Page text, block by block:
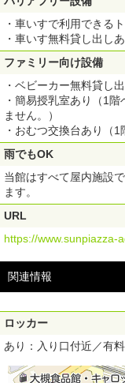
・車いすで利用できる
・車いす無料貸し出し
ファミリー向け設備
・ベビーカー無料貸し
・簡易授乳室あり（1
ません。）
・おむつ交換台あり（
雨でもOK
当館はすべて屋内施設
ます。
URL
https://www.sunpiazza-
関連情報
ロッカー
あり：入り口付近／有